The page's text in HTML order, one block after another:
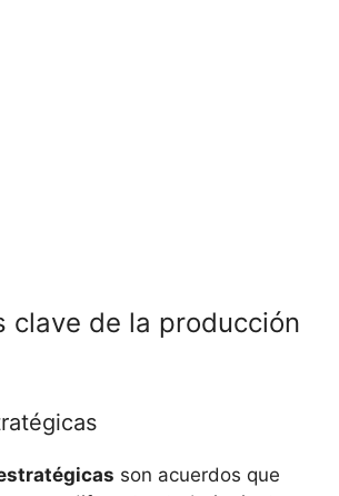
clave de la producción
son acuerdos que